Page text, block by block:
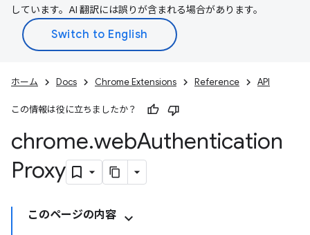
しています。AI 翻訳には誤りが含まれる場合があります。
ホーム Docs Chrome Extensions Reference API
この情報は役に立ちましたか？
chrome.webAuthentication
Proxy
このページの内容